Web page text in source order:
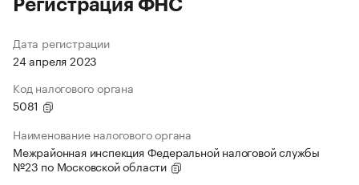
Регистрация ФНС
Дата регистрации
24 апреля 2023
Код налогового органа
5081
Наименование налогового органа
Межрайонная инспекция Федеральной налоговой службы
№23 по Московской области